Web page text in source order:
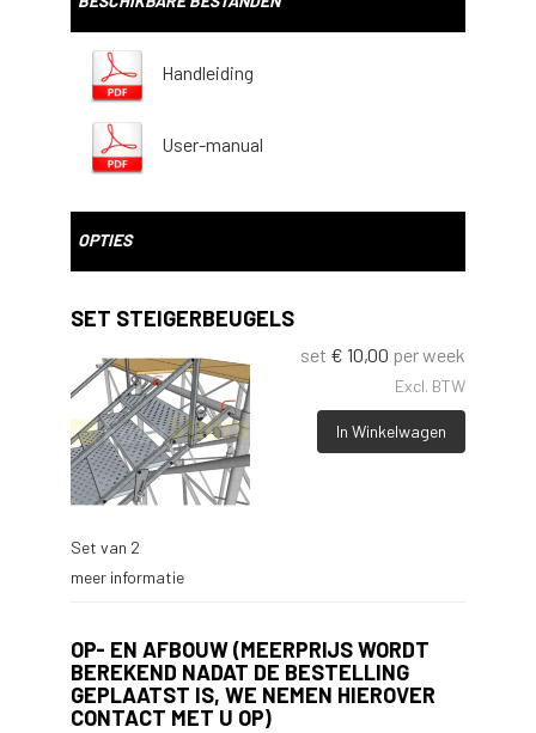
Handleiding
User-manual
OPTIES
SET STEIGERBEUGELS
set € 10,00 per week
Excl. BTW
In Winkelwagen
Set van 2
meer informatie
OP- EN AFBOUW (MEERPRIJS WORDT
BEREKEND NADAT DE BESTELLING
GEPLAATST IS, WE NEMEN HIEROVER
CONTACT MET U OP)